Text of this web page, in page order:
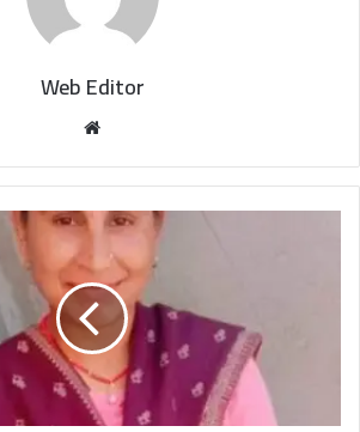
Web Editor
b
s
t